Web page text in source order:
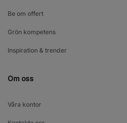
Be om offert
Grön kompetens
Inspiration & trender
Om oss
Våra kontor